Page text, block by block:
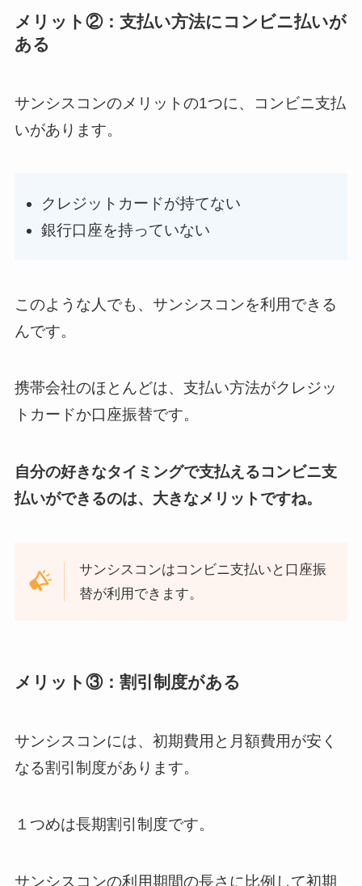
メリット②：支払い方法にコンビニ払いが
ある
サンシスコンのメリットの1つに、コンビニ支払
いがあります。
クレジットカードが持てない
銀行口座を持っていない
このような人でも、サンシスコンを利用できる
んです。
携帯会社のほとんどは、支払い方法がクレジッ
トカードか口座振替です。
自分の好きなタイミングで支払えるコンビニ支
払いができるのは、大きなメリットですね。
サンシスコンはコンビニ支払いと口座振
替が利用できます。
メリット③：割引制度がある
サンシスコンには、初期費用と月額費用が安く
なる割引制度があります。
１つめは長期割引制度です。
サンシスコンの利用期間の長さに比例して初期